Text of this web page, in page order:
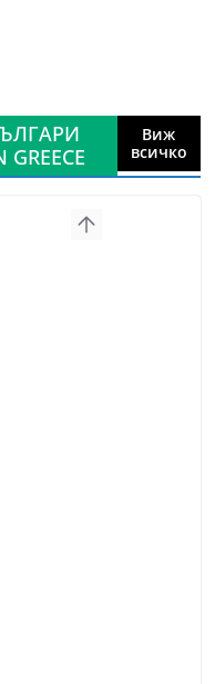
GREECE
Виж
всичко